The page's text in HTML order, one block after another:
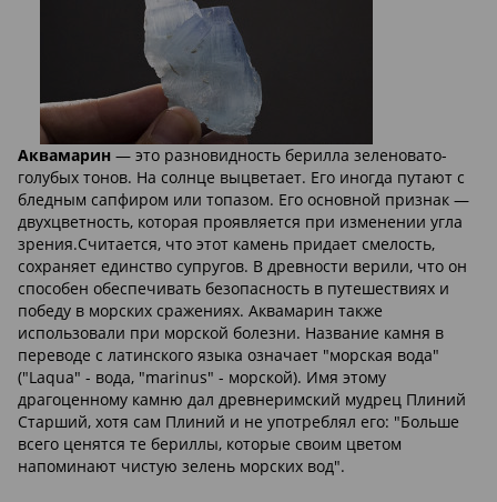
Аквамарин — это разновидность берилла зеленовато-
голубых тонов. На солнце выцветает. Его иногда путают с
бледным сапфиром или топазом. Его основной признак —
двухцветность, которая проявляется при изменении угла
зрения.Считается, что этот камень придает смелость,
сохраняет единство супругов. В древности верили, что он
способен обеспечивать безопасность в путешествиях и
победу в морских сражениях. Аквамарин также
использовали при морской болезни. Название камня в
переводе с латинского языка означает "морская вода"
("Laqua" - вода, "marinus" - морской). Имя этому
драгоценному камню дал древнеримский мудрец Плиний
Старший, хотя сам Плиний и не употреблял его: "Больше
всего ценятся те бериллы, которые своим цветом
напоминают чистую зелень морских вод".